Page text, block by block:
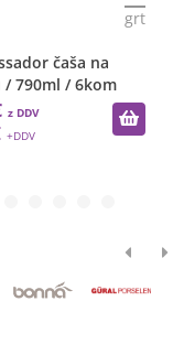
grt
čaša na
790ml / 6kom